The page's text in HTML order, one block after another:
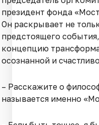
президент фонда
Он раскрывает не
предстоящего
концепцию
осознанной и
– Расскажите о
называется именно